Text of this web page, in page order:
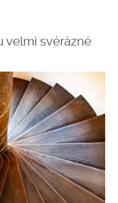
velmi svérázné